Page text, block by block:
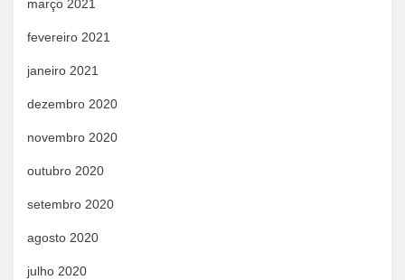
março 2021
fevereiro 2021
janeiro 2021
dezembro 2020
novembro 2020
outubro 2020
setembro 2020
agosto 2020
julho 2020